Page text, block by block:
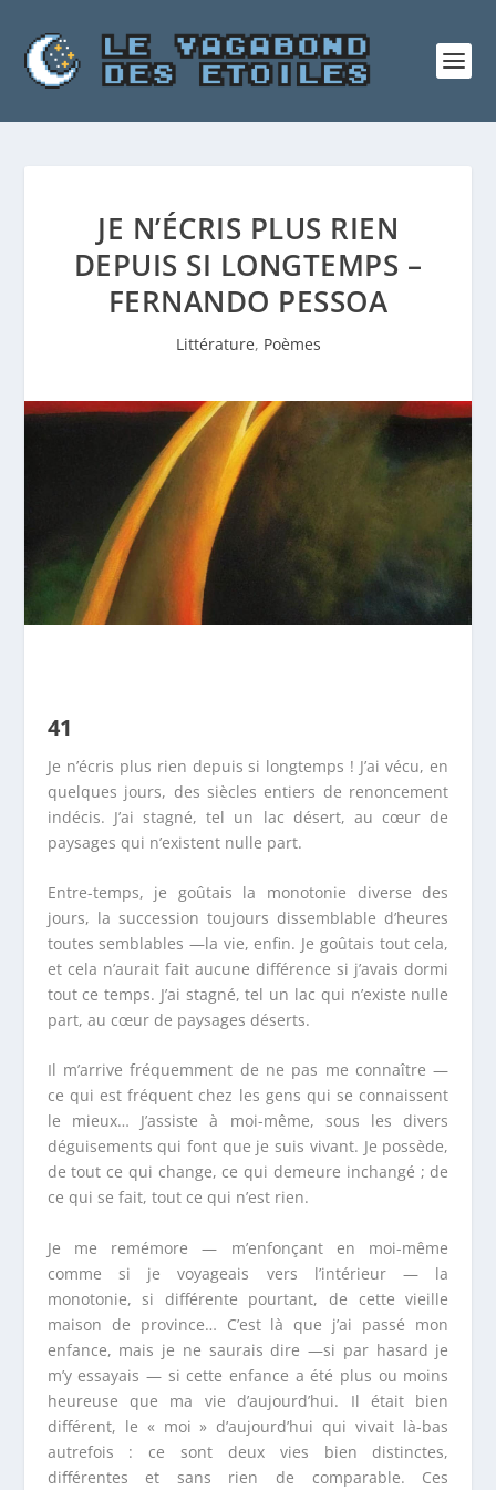
JE N’ÉCRIS PLUS RIEN
DEPUIS SI LONGTEMPS –
FERNANDO PESSOA
Littérature, Poèmes
41
Je n’écris plus rien depuis si longtemps ! J’ai vécu, en
quelques jours, des siècles entiers de renoncement
indécis. J’ai stagné, tel un lac désert, au cœur de
paysages qui n’existent nulle part.
Entre-temps, je goûtais la monotonie diverse des
jours, la succession toujours dissemblable d’heures
toutes semblables —la vie, enfin. Je goûtais tout cela,
et cela n’aurait fait aucune différence si j’avais dormi
tout ce temps. J’ai stagné, tel un lac qui n’existe nulle
part, au cœur de paysages déserts.
Il m’arrive fréquemment de ne pas me connaître —
ce qui est fréquent chez les gens qui se connaissent
le mieux… J’assiste à moi-même, sous les divers
déguisements qui font que je suis vivant. Je possède,
de tout ce qui change, ce qui demeure inchangé ; de
ce qui se fait, tout ce qui n’est rien.
Je me remémore — m’enfonçant en moi-même
comme si je voyageais vers l’intérieur — la
monotonie, si différente pourtant, de cette vieille
maison de province… C’est là que j’ai passé mon
enfance, mais je ne saurais dire —si par hasard je
m’y essayais — si cette enfance a été plus ou moins
heureuse que ma vie d’aujourd’hui. Il était bien
différent, le « moi » d’aujourd’hui qui vivait là-bas
autrefois : ce sont deux vies bien distinctes,
différentes et sans rien de comparable. Ces